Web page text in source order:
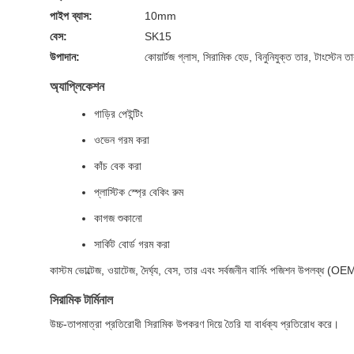
পাইপ ব্যাস:
10mm
বেস:
SK15
উপাদান:
কোয়ার্টজ গ্লাস, সিরামিক হেড, বিনুনিযুক্ত তার, টাংস্টেন
অ্যাপ্লিকেশন
গাড়ির পেইন্টিং
ওভেন গরম করা
কাঁচ বেক করা
প্লাস্টিক স্প্রে বেকিং রুম
কাগজ শুকানো
সার্কিট বোর্ড গরম করা
কাস্টম ভোল্টেজ, ওয়াটেজ, দৈর্ঘ্য, বেস, তার এবং সর্বজনীন বার্নিং পজিশন উপলব্ধ
সিরামিক টার্মিনাল
উচ্চ-তাপমাত্রা প্রতিরোধী সিরামিক উপকরণ দিয়ে তৈরি যা বার্ধক্য প্রতিরোধ করে।